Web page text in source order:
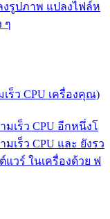
งรูปภาพ แปลงไฟล์ห
ๆ
ร็ว CPU เครื่องคุณ)
เร็ว CPU อีกหนึ่งโ
เร็ว CPU และ ยังรว
วร์ ในเครื่องด้วย ฟ